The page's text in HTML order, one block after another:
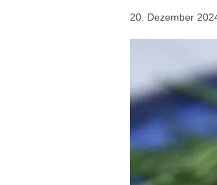
20. Dezember